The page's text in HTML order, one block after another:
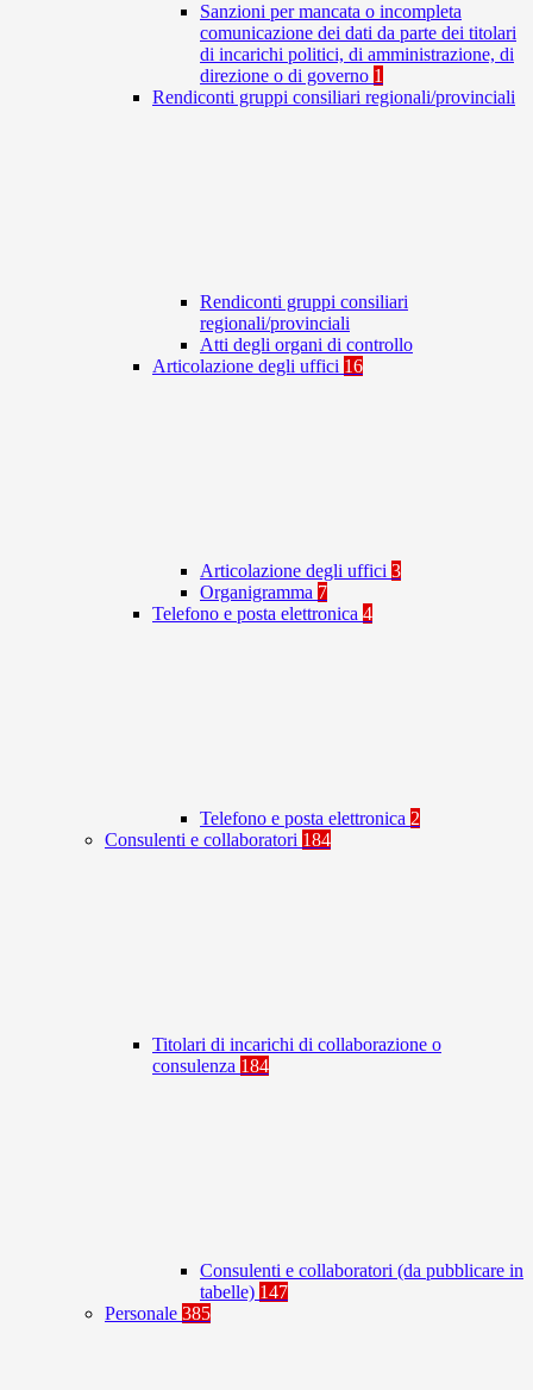
Sanzioni per mancata o incompleta
comunicazione dei dati da parte dei titolari
di incarichi politici, di amministrazione, di
direzione o di governo 1
Rendiconti gruppi consiliari regionali/provinciali
Rendiconti gruppi consiliari
regionali/provinciali
Atti degli organi di controllo
Articolazione degli uffici 16
Articolazione degli uffici 3
Organigramma 7
Telefono e posta elettronica 4
Telefono e posta elettronica 2
Consulenti e collaboratori 184
Titolari di incarichi di collaborazione o
consulenza 184
Consulenti e collaboratori (da pubblicare in
tabelle) 147
Personale 385